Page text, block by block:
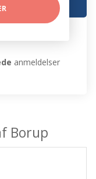
anmeldelser
Borup